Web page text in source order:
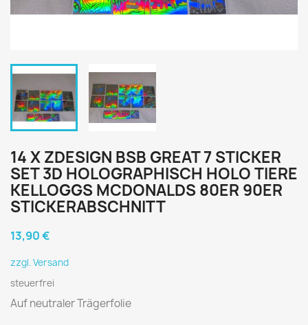
14 X ZDESIGN BSB GREAT 7 STICKER
SET 3D HOLOGRAPHISCH HOLO TIERE
KELLOGGS MCDONALDS 80ER 90ER
STICKERABSCHNITT
13,90 €
zzgl. Versand
steuerfrei
Auf neutraler Trägerfolie